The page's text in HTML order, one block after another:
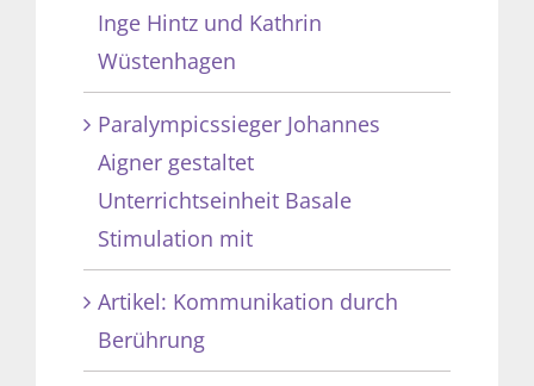
Inge Hintz und Kathrin
Wüstenhagen
Paralympicssieger Johannes
Aigner gestaltet
Unterrichtseinheit Basale
Stimulation mit
Artikel: Kommunikation durch
Berührung